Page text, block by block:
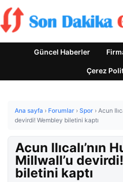
Güncel Haberler
Çerez
Ana sayfa › Forumlar › Spor › Acun
devirdi! Wembley biletini kaptı
Acun Ilıcalı’nın
Millwall’u
biletini kaptı